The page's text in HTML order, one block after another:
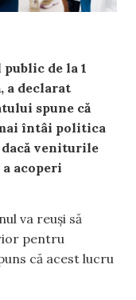
de la 1
a declarat
spune că
întâi politica
dacă veniturile
acoperi
va reuși să
pentru
că acest lucru